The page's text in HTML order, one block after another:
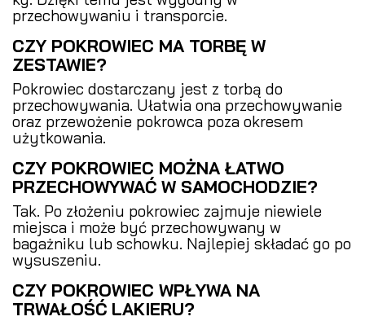
przechowywaniu i transporcie.
CZY POKROWIEC MA TORBĘ W
ZESTAWIE?
Pokrowiec dostarczany jest z torbą do
przechowywania. Ułatwia ona przechowywanie
oraz przewożenie pokrowca poza okresem
użytkowania.
CZY POKROWIEC MOŻNA ŁATWO
PRZECHOWYWAĆ W SAMOCHODZIE?
Tak. Po złożeniu pokrowiec zajmuje niewiele
miejsca i może być przechowywany w
bagażniku lub schowku. Najlepiej składać go po
wysuszeniu.
CZY POKROWIEC WPŁYWA NA
TRWAŁOŚĆ LAKIERU?